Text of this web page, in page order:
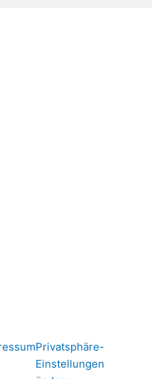
Privatsphäre-
Einstellungen